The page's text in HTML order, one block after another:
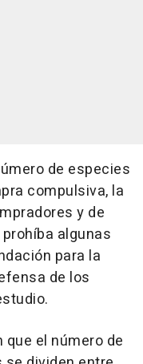
de especies
compulsiva, la
y de
algunas
para la
de los
el número de